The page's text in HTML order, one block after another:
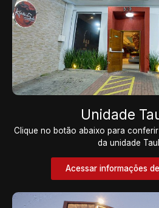
Unidade
Clique no botão abaixo para
da unidade
Acessar informações